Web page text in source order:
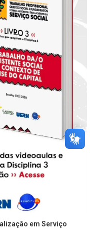
em Serviço